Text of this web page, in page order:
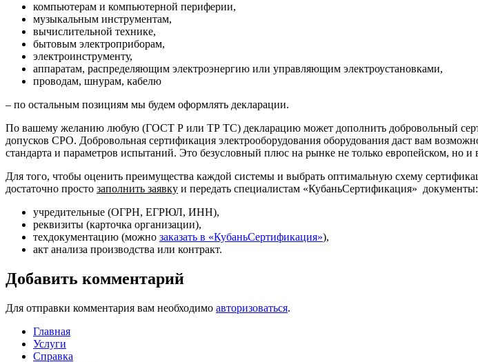
компьютерам и компьютерной периферии,
музыкальным инструментам,
вычислительной технике,
бытовым электроприборам,
электроинструменту,
аппаратам, распределяющим электроэнергию или управляющим электроустановками,
проводам, шнурам, кабелю
– по остальным позициям мы будем оформлять декларации.
По вашему желанию любую (ГОСТ Р или ТР ТС) декларацию может дополнить добровольный
допусков СРО. Добровольная сертификация электрооборудования оборудования даст вам
стандарта и параметров испытаний. Это безусловный плюс на рынке не только европейском, но и
Для того, чтобы оценить преимущества каждой системы и выбрать оптимальную схему
достаточно просто заполнить заявку и передать специалистам «КубаньСертификация» документы:
учредительные (ОГРН, ЕГРЮЛ, ИНН),
реквизиты (карточка организации),
техдокументацию (можно заказать в «КубаньСертификация»),
акт анализа производства или контракт.
Добавить комментарий
Для отправки комментария вам необходимо авторизоваться.
Главная
Услуги
Справка